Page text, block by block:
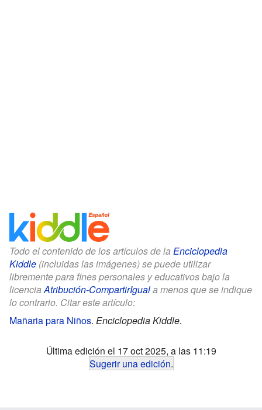
Todo el contenido de los artículos de la Enciclopedia
Kiddle (incluidas las imágenes) se puede utilizar
libremente para fines personales y educativos bajo la
licenciaAtribución-CompartirIguala menos que se indique
lo contrario. Citar este artículo:
Mañaria para Niños. Enciclopedia Kiddle.
Última edición el 17 oct 2025, a las 11:19
Sugerir una edición.